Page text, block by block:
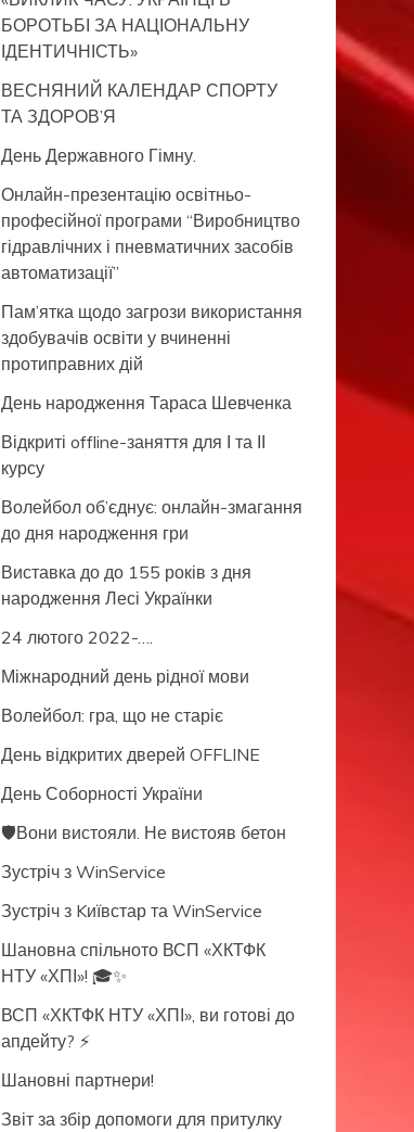
БОРОТЬБІ ЗА НАЦІОНАЛЬНУ
ІДЕНТИЧНІСТЬ»
ВЕСНЯНИЙ КАЛЕНДАР СПОРТУ
ТА ЗДОРОВ’Я
День Державного Гімну.
Онлайн-презентацію освітньо-
професійної програми “Виробництво
гідравлічних і пневматичних засобів
автоматизації”
Пам’ятка щодо загрози використання
здобувачів освіти у вчиненні
протиправних дій
День народження Тараса Шевченка
Відкриті offline-заняття для І та ІІ
курсу
Волейбол об’єднує: онлайн-змагання
до дня народження гри
Виставка до до 155 років з дня
народження Лесі Українки
24 лютого 2022-….
Міжнародний день рідної мови
Волейбол: гра, що не старіє
День відкритих дверей OFFLINE
День Соборності України
🛡️Вони вистояли. Не вистояв бетон
Зустріч з WinService
Зустріч з Kиївстар та WinService
Шановна спільното ВСП «ХКТФК
НТУ «ХПІ»! 🎓✨
ВСП «ХКТФК НТУ «ХПІ», ви готові до
апдейту? ⚡️
Шановні партнери!
Звіт за збір допомоги для притулку